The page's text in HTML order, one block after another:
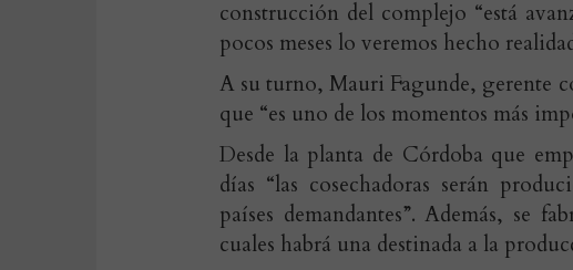
construcción del complejo “está
pocos meses lo veremos hecho
A su turno, Mauri Fagunde, gerente
que “es uno de los momentos más
Desde la planta de Córdoba que
días “las cosechadoras serán
países demandantes”. Además, se
cuales habrá una destinada a la